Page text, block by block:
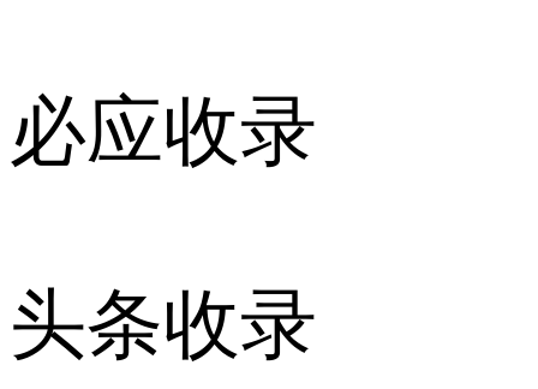
必应收录
头条收录